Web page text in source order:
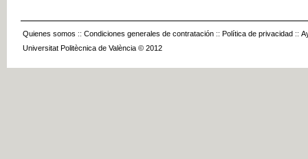
Quienes somos :: Condiciones generales de contratación :: Política de privacidad ::
Universitat Politècnica de València © 2012